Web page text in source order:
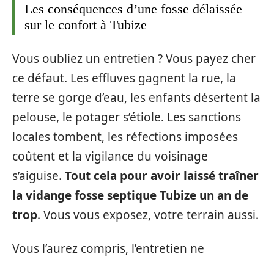
Les conséquences d’une fosse délaissée
sur le confort à Tubize
Vous oubliez un entretien ? Vous payez cher
ce défaut. Les effluves gagnent la rue, la
terre se gorge d’eau, les enfants désertent la
pelouse, le potager s’étiole. Les sanctions
locales tombent, les réfections imposées
coûtent et la vigilance du voisinage
s’aiguise. Tout cela pour avoir laissé traîner
la vidange fosse septique Tubize un an de
trop. Vous vous exposez, votre terrain aussi.
Vous l’aurez compris, l’entretien ne